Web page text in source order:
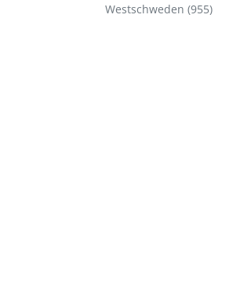
Westschweden (955)